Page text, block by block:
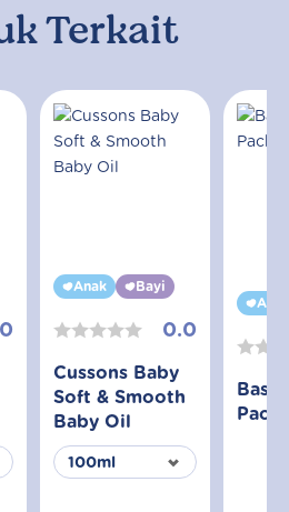
Terkait
Anak Bayi
0.0
Cussons Baby
Soft & Smooth
Baby Oil
Anak
Pack